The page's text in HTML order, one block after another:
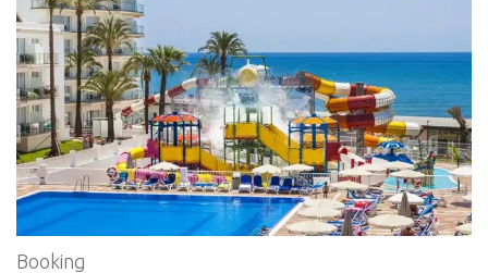
Booking